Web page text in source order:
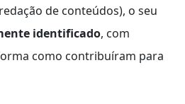
de conteúdos), o seu
identificado, com
como contribuíram para